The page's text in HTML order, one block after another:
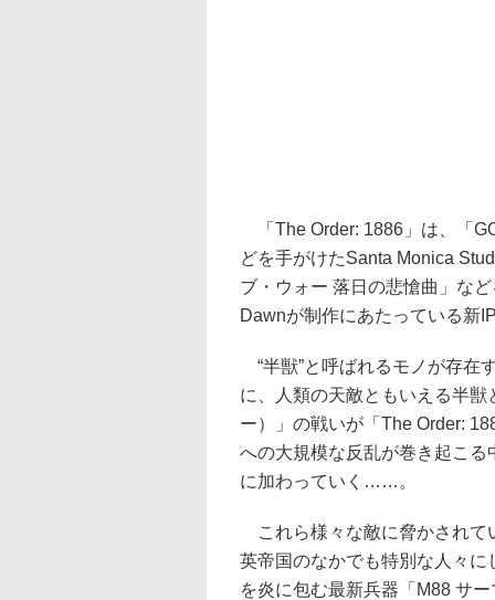
「The Order: 1886」は、「
どを手がけたSanta Monica
ブ・ウォー 落日の悲愴曲」な
Dawnが制作にあたっている新
“半獣”と呼ばれるモノが存在
に、人類の天敵ともいえる半
ー）」の戦いが「The Order:
への大規模な反乱が巻き起こ
に加わっていく……。
これら様々な敵に脅かされて
英帝国のなかでも特別な人々
を炎に包む最新兵器「M88 サ